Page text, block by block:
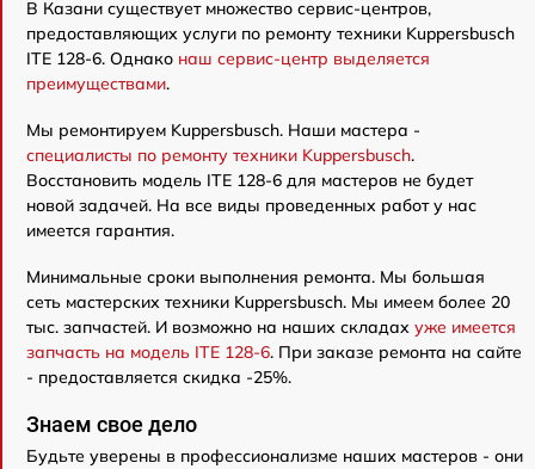
В Казани существует множество сервис-центров,
предоставляющих услуги по ремонту техники Kuppersbusch
ITE 128-6. Однако наш сервис-центр выделяется
преимуществами.
Мы ремонтируем Kuppersbusch. Наши мастера -
специалисты по ремонту техники Kuppersbusch.
Восстановить модель ITE 128-6 для мастеров не будет
новой задачей. На все виды проведенных работ у нас
имеется гарантия.
Минимальные сроки выполнения ремонта. Мы большая
сеть мастерских техники Kuppersbusch. Мы имеем более 20
тыс. запчастей. И возможно на наших складах уже имеется
запчасть на модель ITE 128-6. При заказе ремонта на сайте
- предоставляется скидка -25%.
Знаем свое дело
Будьте уверены в профессионализме наших мастеров - они